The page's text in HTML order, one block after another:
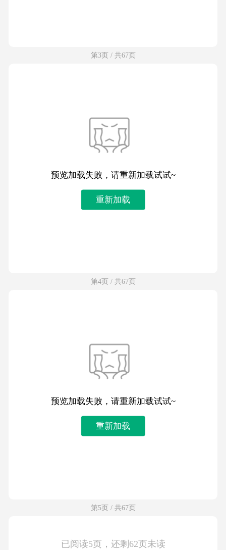
第3页 / 共67页
预览加载失败，请重新加载试试~
重新加载
第4页 / 共67页
预览加载失败，请重新加载试试~
重新加载
第5页 / 共67页
已阅读5页，还剩62页未读